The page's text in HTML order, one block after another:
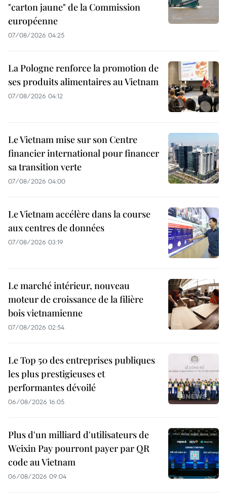
"carton jaune" de la Commission
européenne
07/08/2026 04:25
La Pologne renforce la promotion de
ses produits alimentaires au Vietnam
07/08/2026 04:12
Le Vietnam mise sur son Centre
financier international pour financer
sa transition verte
07/08/2026 04:00
Le Vietnam accélère dans la course
aux centres de données
07/08/2026 03:19
Le marché intérieur, nouveau
moteur de croissance de la filière
bois vietnamienne
07/08/2026 02:54
Le Top 50 des entreprises publiques
les plus prestigieuses et
performantes dévoilé
06/08/2026 16:05
Plus d'un milliard d'utilisateurs de
Weixin Pay pourront payer par QR
code au Vietnam
06/08/2026 09:04